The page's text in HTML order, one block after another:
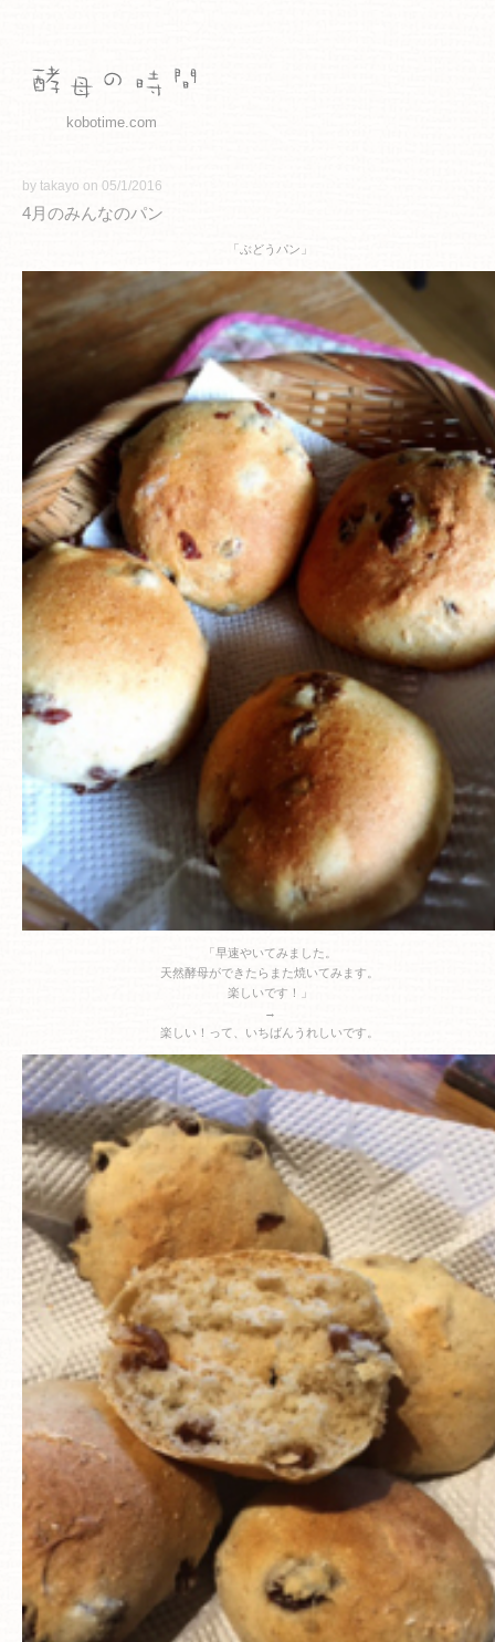
kobotime.com
4月のみんなのパン
by takayo on 05/1/2016
「ぶどうパン」
「早速やいてみました。
天然酵母ができたらまた焼いてみます。
楽しいです！」
→
楽しい！って、いちばんうれしいです。